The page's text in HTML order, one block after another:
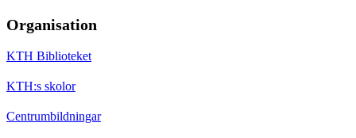
Organisation
KTH Biblioteket
KTH:s skolor
Centrumbildningar